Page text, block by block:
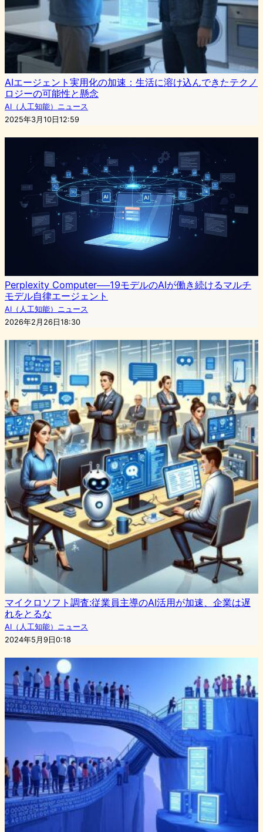
AIエージェント実用化の加速：生活に溶け込んできたテクノ
ロジーの可能性と懸念
AI（人工知能）ニュース
2025年3月10日12:59
Perplexity Computer──19モデルのAIが働き続けるマルチ
モデル自律エージェント
AI（人工知能）ニュース
2026年2月26日18:30
マイクロソフト調査:従業員主導のAI活用が加速、企業は遅
れをとるな
AI（人工知能）ニュース
2024年5月9日0:18